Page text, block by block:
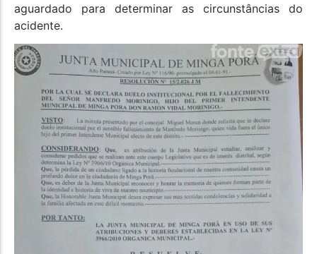
aguardado para determinar as circunstâncias do
acidente.